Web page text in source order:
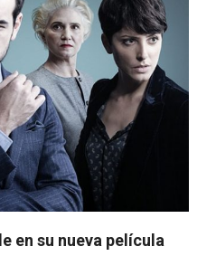
en su nueva película